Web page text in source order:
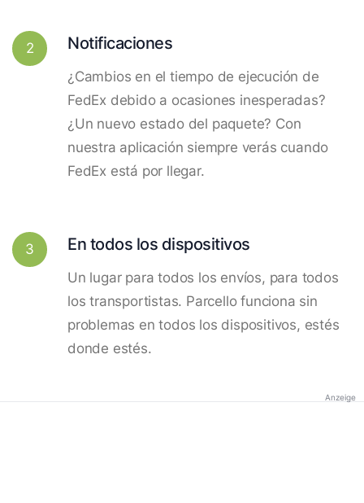
2 Notificaciones
¿Cambios en el tiempo de ejecución de
FedEx debido a ocasiones inesperadas?
¿Un nuevo estado del paquete? Con
nuestra aplicación siempre verás cuando
FedEx está por llegar.
3 En todos los dispositivos
Un lugar para todos los envíos, para todos
los transportistas. Parcello funciona sin
problemas en todos los dispositivos, estés
donde estés.
Anzeige